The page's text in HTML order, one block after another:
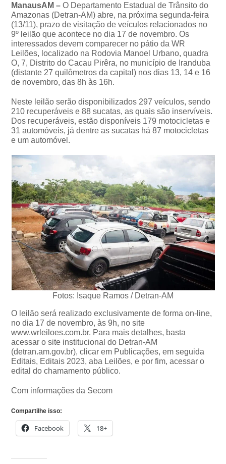
ManausAM –O Departamento Estadual de Trânsito do
Amazonas (Detran-AM) abre, na próxima segunda-feira
(13/11), prazo de visitação de veículos relacionados no
9º leilão que acontece no dia 17 de novembro. Os
interessados devem comparecer no pátio da WR
Leilões, localizado na Rodovia Manoel Urbano, quadra
O, 7, Distrito do Cacau Pirêra, no município de Iranduba
(distante 27 quilômetros da capital) nos dias 13, 14 e 16
de novembro, das 8h às 16h.
Neste leilão serão disponibilizados 297 veículos, sendo
210 recuperáveis e 88 sucatas, as quais são inservíveis.
Dos recuperáveis, estão disponíveis 179 motocicletas e
31 automóveis, já dentre as sucatas há 87 motocicletas
e um automóvel.
Fotos: Isaque Ramos / Detran-AM
O leilão será realizado exclusivamente de forma on-line,
no dia 17 de novembro, às 9h, no site
www.wrleiloes.com.br. Para mais detalhes, basta
acessar o site institucional do Detran-AM
(detran.am.gov.br), clicar em Publicações, em seguida
Editais, Editais 2023, aba Leilões, e por fim, acessar o
edital do chamamento público.
Com informações da Secom
Compartilhe isso:
Facebook 18+